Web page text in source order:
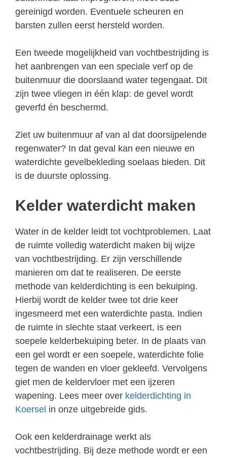
gereinigd worden. Eventuele scheuren en
barsten zullen eerst hersteld worden.
Een tweede mogelijkheid van vochtbestrijding is
het aanbrengen van een speciale verf op de
buitenmuur die doorslaand water tegengaat. Dit
zijn twee vliegen in één klap: de gevel wordt
geverfd én beschermd.
Ziet uw buitenmuur af van al dat doorsijpelende
regenwater? In dat geval kan een nieuwe en
waterdichte gevelbekleding soelaas bieden. Dit
is de duurste oplossing.
Kelder waterdicht maken
Water in de kelder leidt tot vochtproblemen. Laat
de ruimte volledig waterdicht maken bij wijze
van vochtbestrijding. Er zijn verschillende
manieren om dat te realiseren. De eerste
methode van kelderdichting is een bekuiping.
Hierbij wordt de kelder twee tot drie keer
ingesmeerd met een waterdichte pasta. Indien
de ruimte in slechte staat verkeert, is een
soepele kelderbekuiping beter. In de plaats van
een gel wordt er een soepele, waterdichte folie
tegen de wanden en vloer gekleefd. Vervolgens
giet men de keldervloer met een ijzeren
wapening. Lees meer over kelderdichting in
Koersel in onze uitgebreide gids.
Ook een kelderdrainage werkt als
vochtbestrijding. Bij deze methode wordt er een